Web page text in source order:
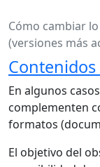
Cómo cambiar
(versiones más
En algunos
complementen
formatos
El objetivo del